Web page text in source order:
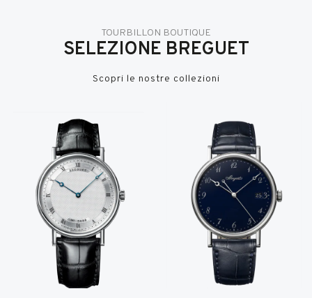
TOURBILLON BOUTIQUE
SELEZIONE BREGUET
Scopri le nostre collezioni